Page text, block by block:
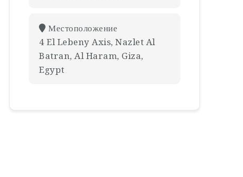
Местоположение
4 El Lebeny Axis, Nazlet Al
Batran, Al Haram, Giza,
Egypt